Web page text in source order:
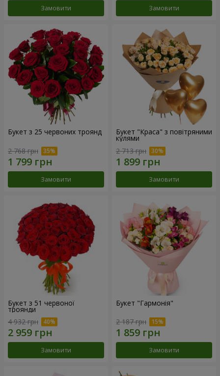
Замовити Замовити
Букет з 25 червоних троянд
2 768 грн
Замовити
Букет "Краса" з повітряними
кулями
2 713 грн
Замовити
Букет з 51 червоної
троянди
4 932 грн
Замовити
Букет "Гармонія"
2 187 грн
Замовити